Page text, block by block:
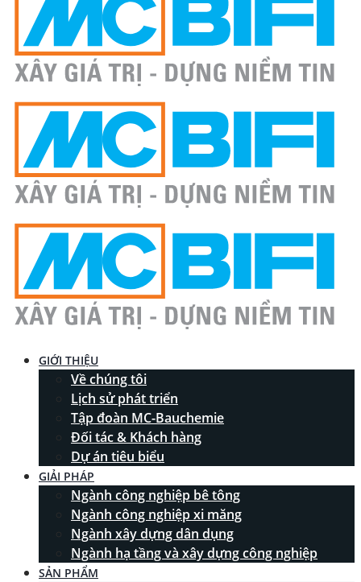
GIỚI THIỆU
Về chúng tôi
Lịch sử phát triển
Tập đoàn MC-Bauchemie
Đối tác & Khách hàng
Dự án tiêu biểu
GIẢI PHÁP
Ngành công nghiệp bê tông
Ngành công nghiệp xi măng
Ngành xây dựng dân dụng
Ngành hạ tầng và xây dựng công nghiệp
SẢN PHẨM